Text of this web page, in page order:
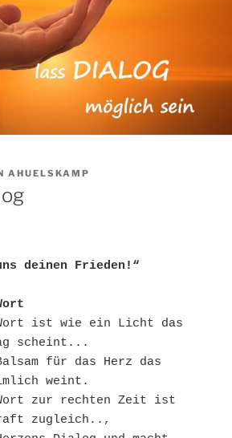
AHUELSKAMP
deinen Frieden!“
ist wie ein Licht das
scheint...
für das Herz das
weint.
zur rechten Zeit ist
zugleich..,